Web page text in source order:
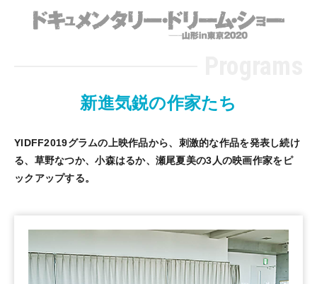
ドキュ
新進気鋭の作家たち
YIDFF2019グラムの上映作品から、刺激的な作品を発表し続け
る、草野なつか、小森はるか、瀬尾夏美の3人の映画作家をピ
ックアップする。